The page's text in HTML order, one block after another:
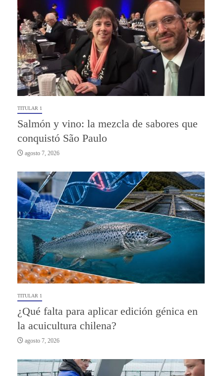
TITULAR 1
Salmón y vino: la mezcla de sabores que
conquistó São Paulo
agosto 7, 2026
TITULAR 1
¿Qué falta para aplicar edición génica en
la acuicultura chilena?
agosto 7, 2026